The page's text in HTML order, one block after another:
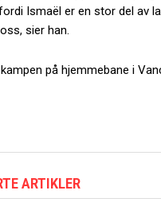
Ismaël er en stor del av
sier han.
på hjemmebane i
ARTIKLER